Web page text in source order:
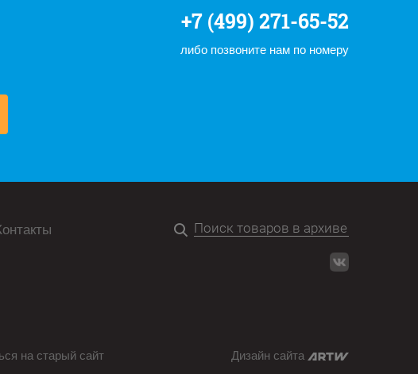
+7 (499) 271-65-52
либо позвоните нам по номеру
на старый сайт Дизайн сайта